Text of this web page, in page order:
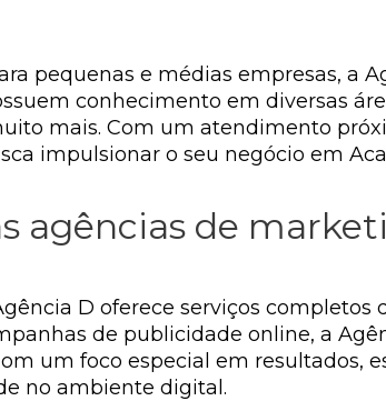
pequenas e médias empresas, a
conhecimento em diversas
mais. Com um atendimento
impulsionar o seu negócio em
agências de
D oferece serviços completos
de publicidade online, a
um foco especial em resultados,
no ambiente digital.